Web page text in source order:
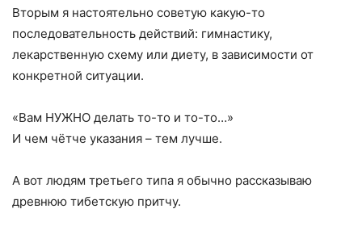
Вторым я настоятельно советую какую-то
последовательность действий: гимнастику,
лекарственную схему или диету, в зависимости от
конкретной ситуации.
«Вам НУЖНО делать то-то и то-то…»
И чем чётче указания – тем лучше.
А вот людям третьего типа я обычно рассказываю
древнюю тибетскую притчу.